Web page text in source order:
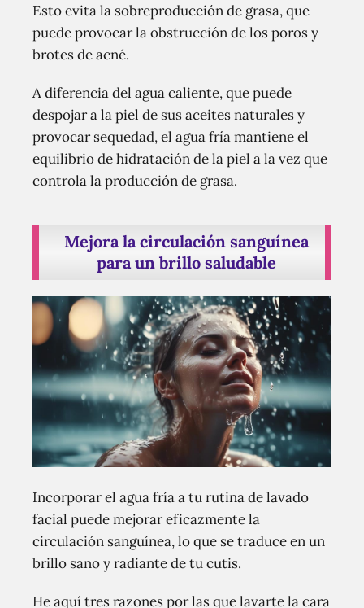
Esto evita la sobreproducción de grasa, que
puede provocar la obstrucción de los poros y
brotes de acné.
A diferencia del agua caliente, que puede
despojar a la piel de sus aceites naturales y
provocar sequedad, el agua fría mantiene el
equilibrio de hidratación de la piel a la vez que
controla la producción de grasa.
Mejora la circulación sanguínea
para un brillo saludable
Incorporar el agua fría a tu rutina de lavado
facial puede mejorar eficazmente la
circulación sanguínea, lo que se traduce en un
brillo sano y radiante de tu cutis.
He aquí tres razones por las que lavarte la cara